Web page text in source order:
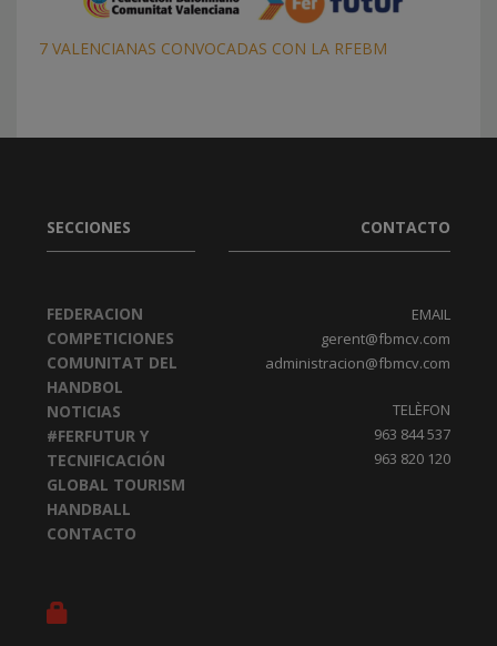
7 VALENCIANAS CONVOCADAS CON LA RFEBM
SECCIONES
FEDERACION
COMPETICIONES
COMUNITAT DEL
HANDBOL
NOTICIAS
#FERFUTUR Y
TECNIFICACIÓN
GLOBAL TOURISM
HANDBALL
CONTACTO
CONTACTO
EMAIL
gerent@fbmcv.com
administracion@fbmcv.com
TELÈFON
963 844 537
963 820 120